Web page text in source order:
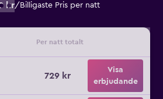
kr/ Billigaste Pris per natt
Per natt totalt
729 kr
Visa
erbjudande